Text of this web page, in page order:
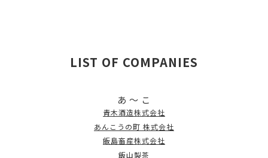
LIST OF COMPANIES
あ ～ こ
青木酒造株式会社
あんこうの町 株式会社
飯島畜産株式会社
飯山製茶